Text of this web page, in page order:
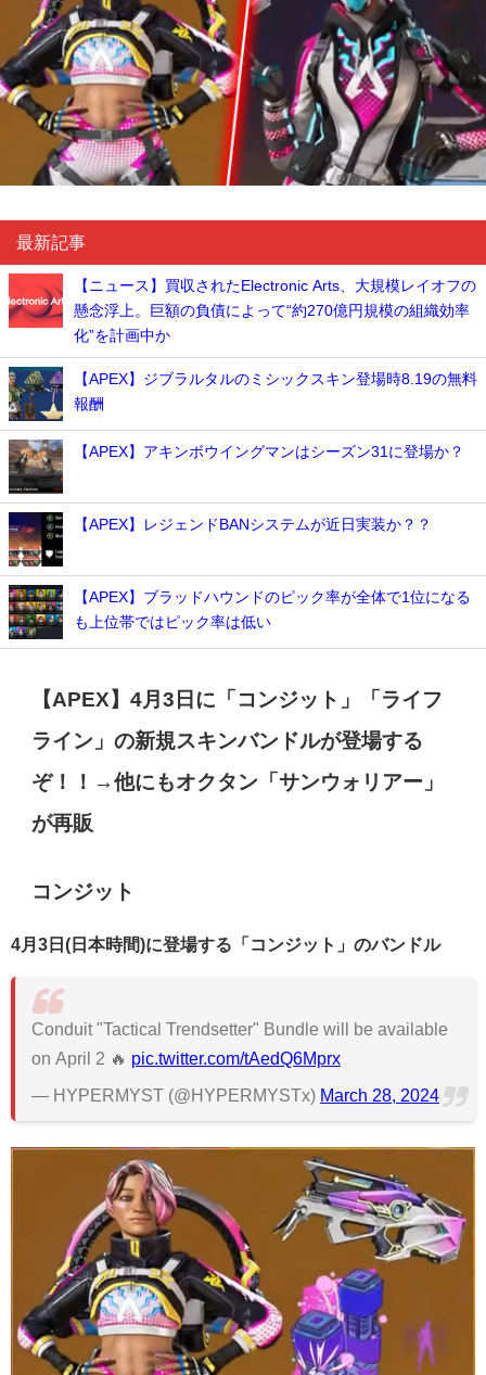
最新記事
【ニュース】買収されたElectronic Arts、大規模レイオフの
懸念浮上。巨額の負債によって“約270億円規模の組織効率
化”を計画中か
【APEX】ジブラルタルのミシックスキン登場時8.19の無料
報酬
【APEX】アキンボウイングマンはシーズン31に登場か？
【APEX】レジェンドBANシステムが近日実装か？？
【APEX】ブラッドハウンドのピック率が全体で1位になる
も上位帯ではピック率は低い
【APEX】4月3日に「コンジット」「ライフ
ライン」の新規スキンバンドルが登場する
ぞ！！→他にもオクタン「サンウォリアー」
が再販
コンジット
4月3日(日本時間)に登場する「コンジット」のバンドル
Conduit "Tactical Trendsetter" Bundle will be available
on April 2 🔥 pic.twitter.com/tAedQ6Mprx
— HYPERMYST (@HYPERMYSTx) March 28, 2024